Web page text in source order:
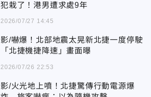
犯栽了！港男遭求處9年
2026/07/27 14:45
影/嚇爆！北部地震太晃新北捷一度停駛
「北捷機捷降速」畫面曝
2026/07/26 22:53
影/火光地上噴！北捷驚傳行動電源爆